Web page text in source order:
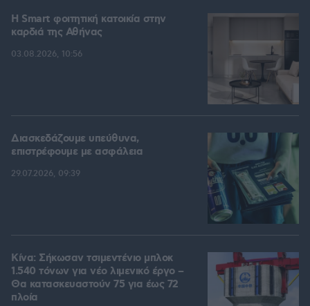
Η Smart φοιτητική κατοικία στην
καρδιά της Αθήνας
03.08.2026, 10:56
Διασκεδάζουμε υπεύθυνα,
επιστρέφουμε με ασφάλεια
29.07.2026, 09:39
Κίνα: Σήκωσαν τσιμεντένιο μπλοκ
1.540 τόνων για νέο λιμενικό έργο –
Θα κατασκευαστούν 75 για έως 72
πλοία